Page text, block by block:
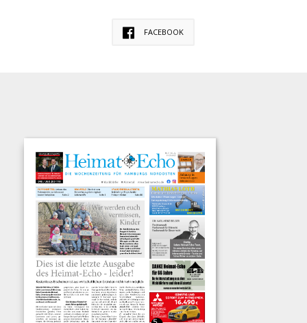
FACEBOOK